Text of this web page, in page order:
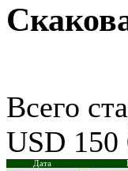
Всего
USD 150
Дата